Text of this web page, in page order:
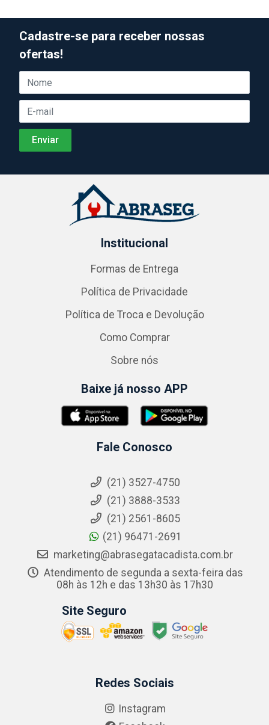
Cadastre-se para receber nossas
ofertas!
Institucional
Formas de Entrega
Política de Privacidade
Política de Troca e Devolução
Como Comprar
Sobre nós
Baixe já nosso APP
Fale Conosco
(21) 3527-4750
(21) 3888-3533
(21) 2561-8605
(21) 96471-2691
marketing@abrasegatacadista.com.br
Atendimento de segunda a sexta-feira das
08h às 12h e das 13h30 às 17h30
Site Seguro
Redes Sociais
Instagram